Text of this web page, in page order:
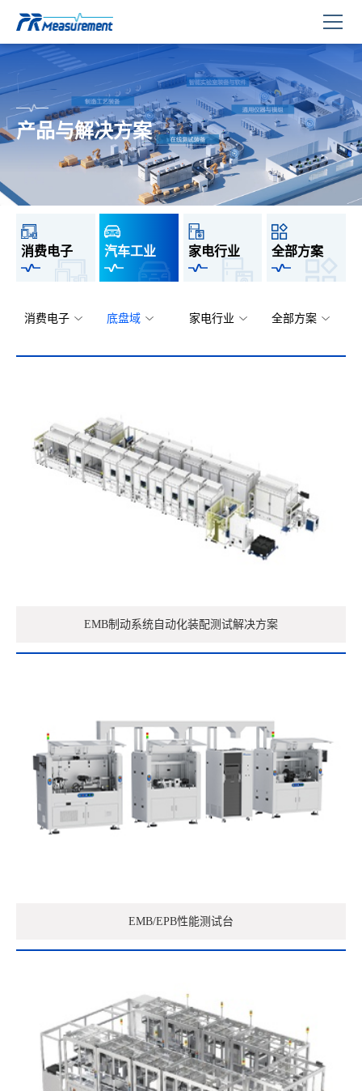
产品与解决方案
消费电子 汽车工业 家电行业 全部方案
消费电子 底盘域 家电行业 全部方案
EMB制动系统自动化装配测试解决方案
EMB/EPB性能测试台